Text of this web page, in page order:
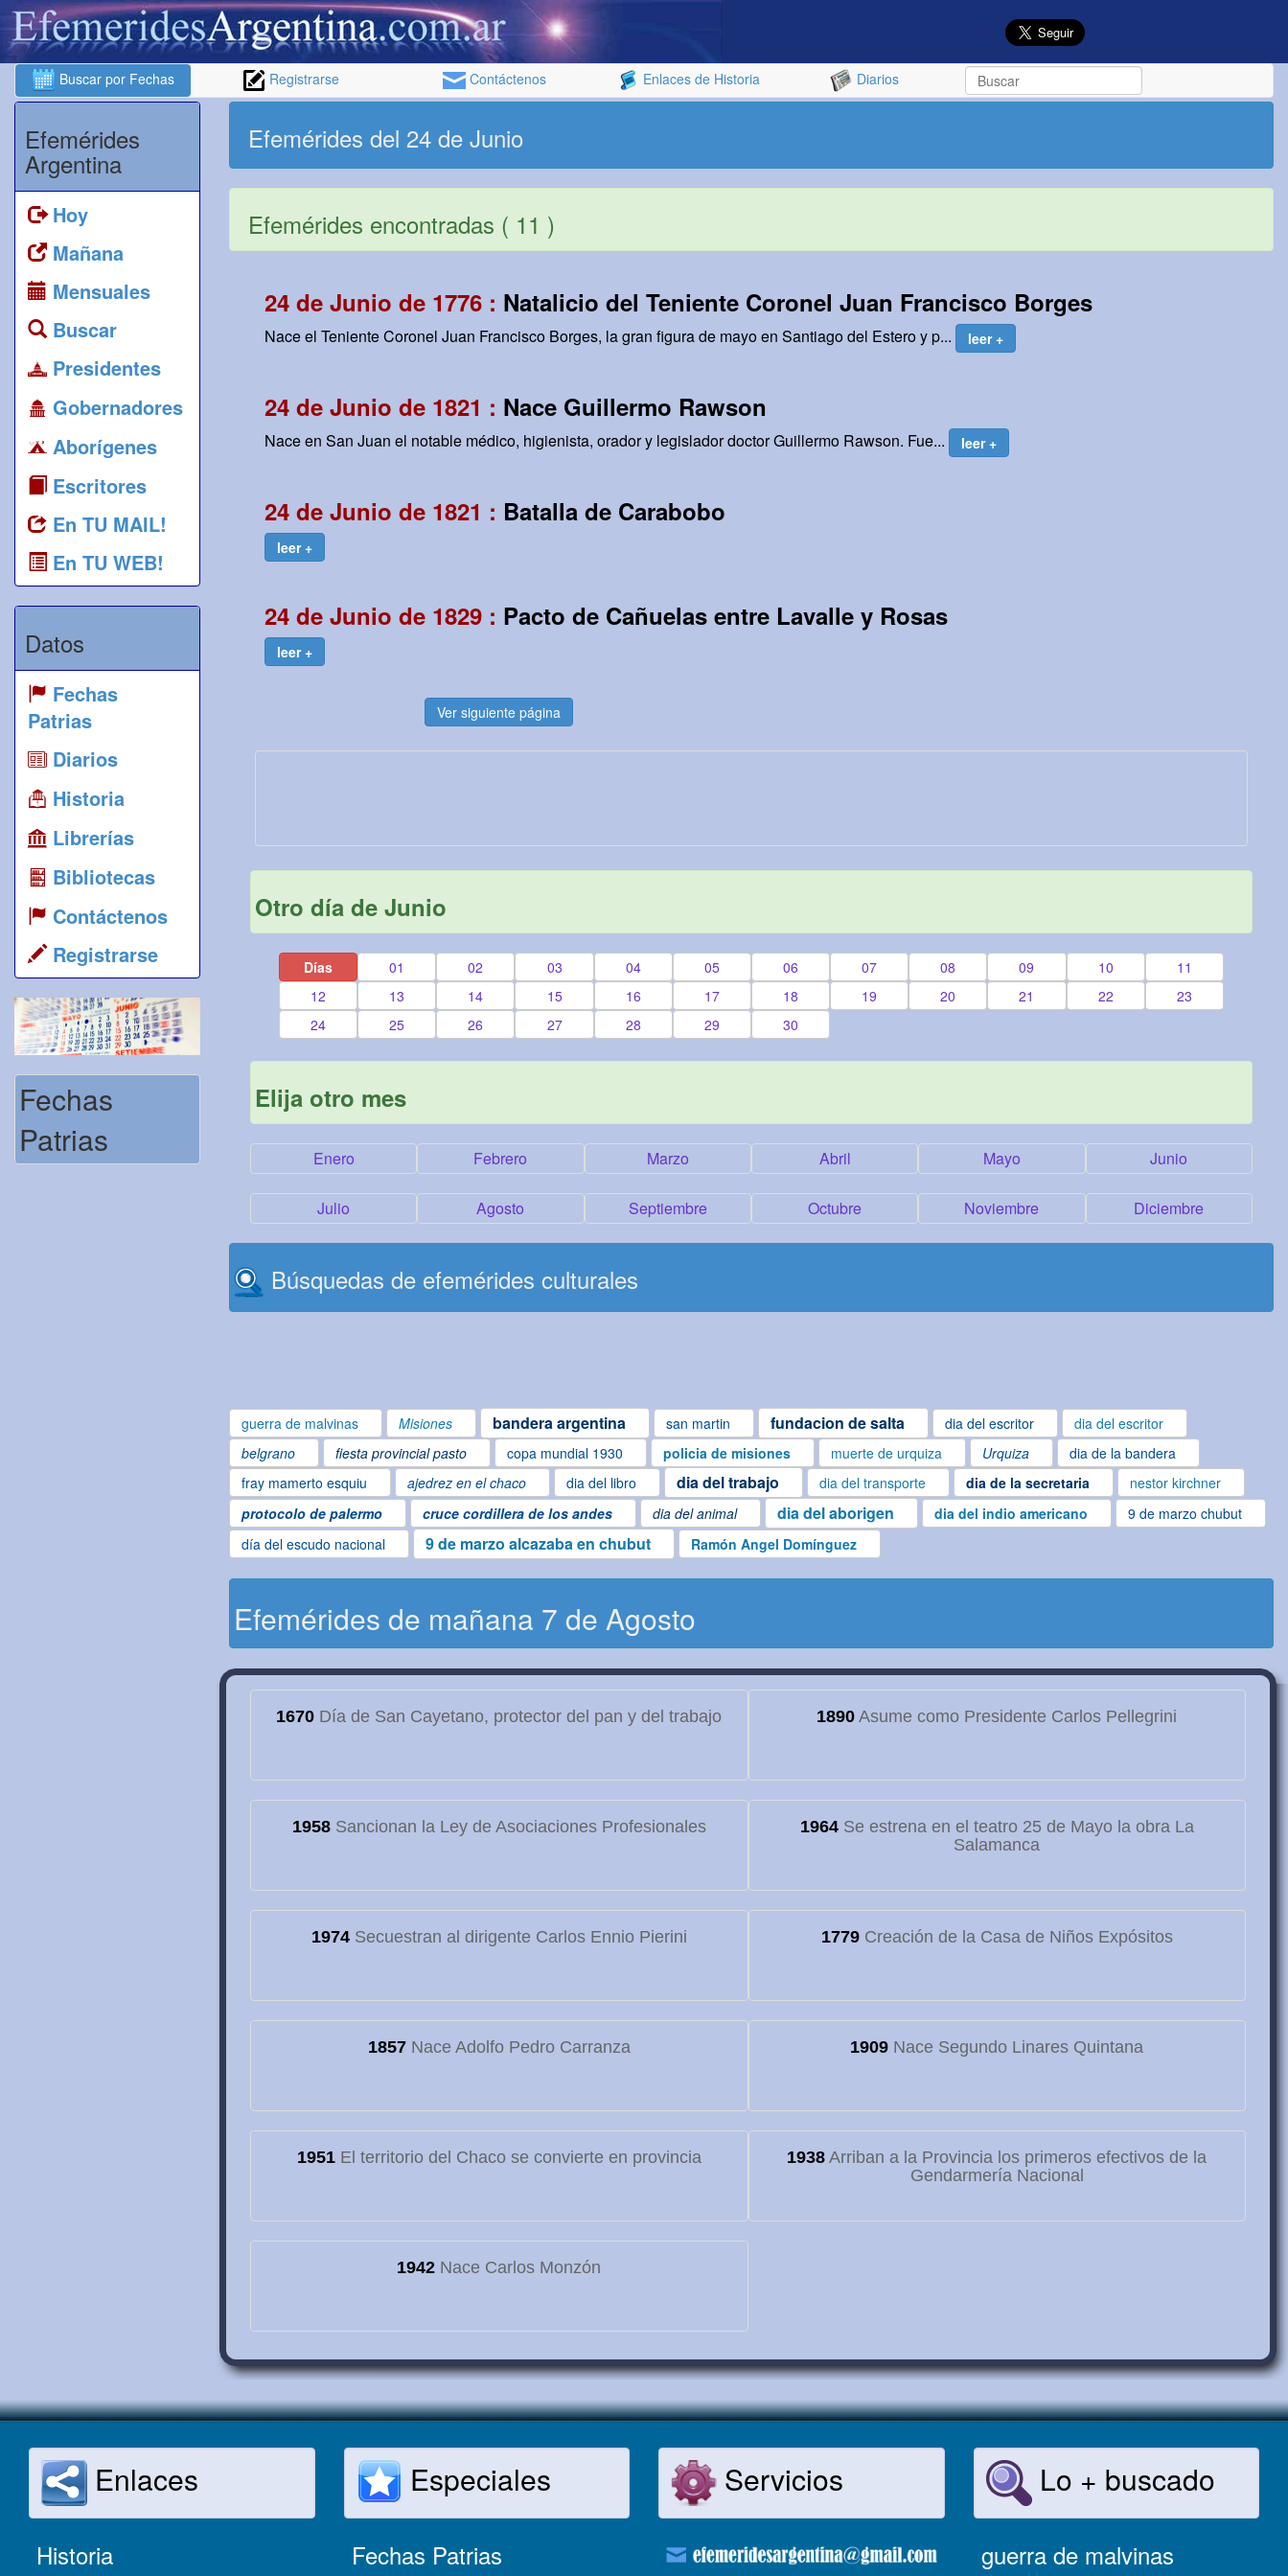
Buscar por Fechas Registrarse Contáctenos Enlaces de Historia Diarios
Efemérides
Argentina
Hoy
Mañana
Mensuales
Buscar
Presidentes
Gobernadores
Aborígenes
Escritores
En TU MAIL!
En TU WEB!
Datos
Fechas
Patrias
Diarios
Historia
Librerías
Bibliotecas
Contáctenos
Registrarse
Fechas
Patrias
Efemérides del 24 de Junio
Efemérides encontradas ( 11 )
24 de Junio de 1776 : Natalicio del Teniente Coronel Juan Francisco Borges
Nace el Teniente Coronel Juan Francisco Borges, la gran figura de mayo en Santiago del Estero y p... leer +
24 de Junio de 1821 : Nace Guillermo Rawson
Nace en San Juan el notable médico, higienista, orador y legislador doctor Guillermo Rawson. Fue... leer +
24 de Junio de 1821 : Batalla de Carabobo
leer +
24 de Junio de 1829 : Pacto de Cañuelas entre Lavalle y Rosas
leer +
Ver siguiente página
Otro día de Junio
Días 01 02 03 04 05 06 07 08 09 10
11
12
13 14 15 16 17 18 19 20 21 22
23
24
25 26 27 28 29 30
Elija otro mes
Enero Febrero Marzo Abril Mayo Junio
Julio Agosto Septiembre Octubre Noviembre Diciembre
Búsquedas de efemérides culturales
guerra de malvinas Misiones bandera argentina san martin fundacion de salta dia del escritor
dia del escritor
belgrano
fiesta provincial pasto copa mundial 1930 policia de misiones muerte de urquiza Urquiza
dia de la bandera
fray mamerto esquiu
ajedrez en el chaco dia del libro dia del trabajo dia del transporte dia de la secretaria
nestor kirchner
protocolo de palermo
cruce cordillera de los andes dia del animal dia del aborigen dia del indio americano
9 de marzo chubut
día del escudo nacional
9 de marzo alcazaba en chubut Ramón Angel Domínguez
Efemérides de mañana 7 de Agosto
1670 Día de San Cayetano, protector del pan y del trabajo 1890 Asume como Presidente Carlos Pellegrini
1958Sancionan la Ley de Asociaciones Profesionales 1964Se estrena en el teatro 25 de Mayo la obra La
Salamanca
1974Secuestran al dirigente Carlos Ennio Pierini 1779Creación de la Casa de Niños Expósitos
1857Nace Adolfo Pedro Carranza 1909 Nace Segundo Linares Quintana
1951El territorio del Chaco se convierte en provincia 1938 Arriban a la Provincia los primeros efectivos de la
Gendarmería Nacional
1942 Nace Carlos Monzón
Enlaces
Historia
Especiales
Fechas Patrias
Servicios Lo + buscado
guerra de malvinas